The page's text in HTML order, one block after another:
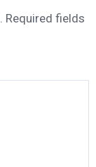
Required fields